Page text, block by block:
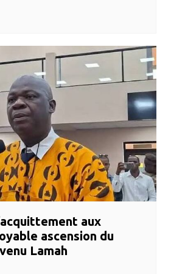
aux
ascension du
Lamah